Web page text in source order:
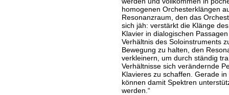
homogenen Orchesterklängen
Resonanzraum, den das
sich jäh: verstärkt die Klänge
Klavier in dialogischen
Verhältnis des Soloinstruments
Bewegung zu halten, den
verkleinern, um durch ständig
Verhältnisse sich verändernde
Klavieres zu schaffen. Gerade
können damit Spektren
werden.“